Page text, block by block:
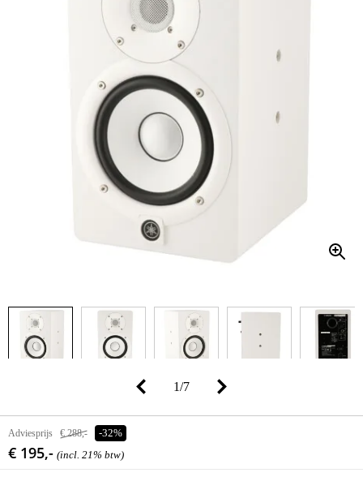
1/7
Adviesprijs € 288,- -32%
€ 195,- (incl. 21% btw)